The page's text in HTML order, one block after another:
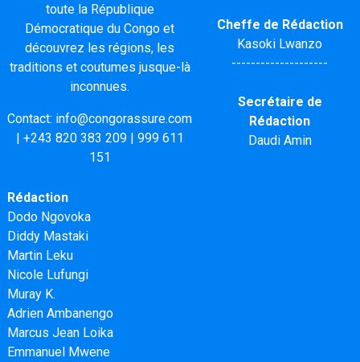
toute la République
Démocratique du Congo et
découvrez les régions, les
traditions et coutumes jusque-là
inconnues.
Contact: info@congorassure.com
| +243 820 383 209| 999 611
151
Cheffe de Rédaction
Kasoki Lwanzo
--------------------
Secrétaire de
Rédaction
Daudi Amin
Rédaction
Dodo Ngovoka
Diddy Mastaki
Martin Leku
Nicole Lufungi
Muray K.
Adrien Ambanengo
Marcus Jean Loika
Emmanuel Mwene